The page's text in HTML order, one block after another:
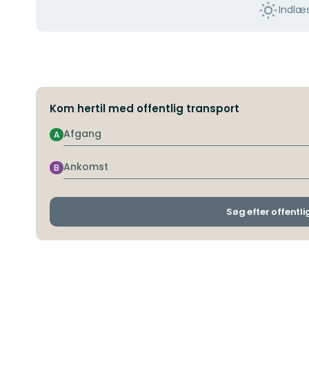
Kom hertil med offentlig transport
Afgang
A
Ankomst
B
Søg efter